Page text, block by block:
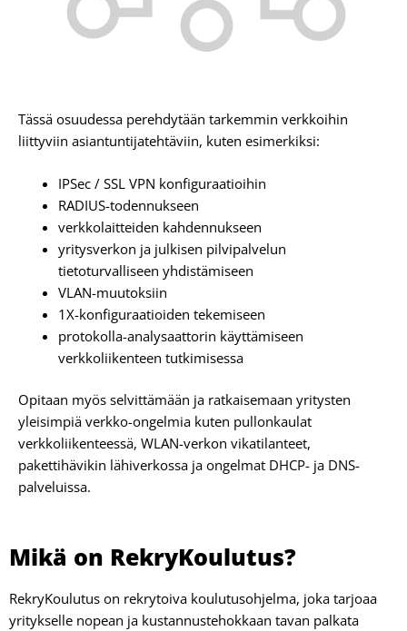
Tässä osuudessa perehdytään tarkemmin verkkoihin
liittyviin asiantuntijatehtäviin, kuten esimerkiksi:
IPSec / SSL VPN konfiguraatioihin
RADIUS-todennukseen
verkkolaitteiden kahdennukseen
yritysverkon ja julkisen pilvipalvelun
tietoturvalliseen yhdistämiseen
VLAN-muutoksiin
1X-konfiguraatioiden tekemiseen
protokolla-analysaattorin käyttämiseen
verkkoliikenteen tutkimisessa
Opitaan myös selvittämään ja ratkaisemaan yritysten
yleisimpiä verkko-ongelmia kuten pullonkaulat
verkkoliikenteessä, WLAN-verkon vikatilanteet,
pakettihävikin lähiverkossa ja ongelmat DHCP- ja DNS-
palveluissa.
Mikä on RekryKoulutus?
RekryKoulutus on rekrytoiva koulutusohjelma, joka tarjoaa
yritykselle nopean ja kustannustehokkaan tavan palkata